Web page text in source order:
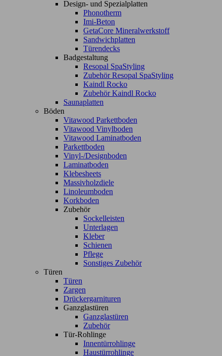
Design- und Spezialplatten
Phonotherm
Imi-Beton
GetaCore Mineralwerkstoff
Sandwichplatten
Türendecks
Badgestaltung
Resopal SpaStyling
Zubehör Resopal SpaStyling
Kaindl Rocko
Zubehör Kaindl Rocko
Saunaplatten
Böden
Vitawood Parkettboden
Vitawood Vinylboden
Vitawood Laminatboden
Parkettboden
Vinyl-/Designboden
Laminatboden
Klebesheets
Massivholzdiele
Linoleumboden
Korkboden
Zubehör
Sockelleisten
Unterlagen
Kleber
Schienen
Pflege
Sonstiges Zubehör
Türen
Türen
Zargen
Drückergarnituren
Ganzglastüren
Ganzglastüren
Zubehör
Tür-Rohlinge
Innentürrohlinge
Haustürrohlinge